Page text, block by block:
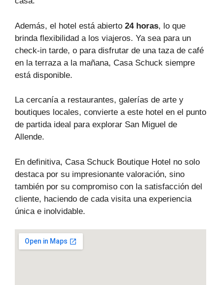
Además, el hotel está abierto 24 horas, lo que
brinda flexibilidad a los viajeros. Ya sea para un
check-in tarde, o para disfrutar de una taza de café
en la terraza a la mañana, Casa Schuck siempre
está disponible.
La cercanía a restaurantes, galerías de arte y
boutiques locales, convierte a este hotel en el punto
de partida ideal para explorar San Miguel de
Allende.
En definitiva, Casa Schuck Boutique Hotel no solo
destaca por su impresionante valoración, sino
también por su compromiso con la satisfacción del
cliente, haciendo de cada visita una experiencia
única e inolvidable.